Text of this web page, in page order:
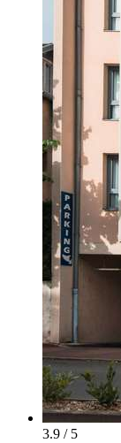
3.9 / 5